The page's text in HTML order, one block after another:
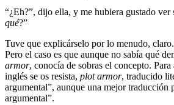
“¿Eh?”, dijo ella, y me hubiera gustado ver
qué?”
Tuve que explicárselo por lo menudo,
Pero el caso es que aunque no sabía qué
armor, conocía de sobras el concepto.
inglés se os resista, plot armor, traducido
argumental”, aunque una mejor traducción
argumental”.